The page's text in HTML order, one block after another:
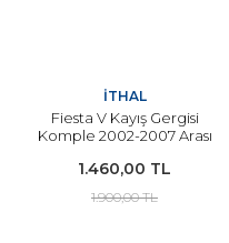
İTHAL
Fiesta V Kayış Gergisi
Komple 2002-2007 Arası
1.460,00 TL
1.900,00 TL